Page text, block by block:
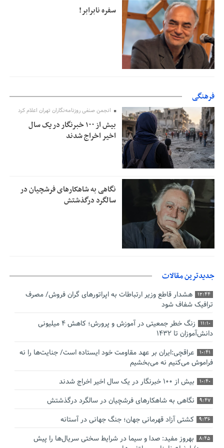
سفره نابرابر!
فرهنگی
انجمن صنفی روزنامه‌نگاران تهران اعلام کرد
بیش از ۱۰۰ خبرنگار در یک سال
اخیر اخراج شدند
نگاهی به شاهکارهای فرشچیان در
سالگرد درگذشتش
جدیدترین مقالات
12:44
هشدار قاطع وزیر ارتباطات به اپراتورهای گران فروش/ مصرف
ترافیک شفاف شود
11:10
زنگ خطر جمعیتی در آموزش و پرورش؛ کاهش ۴ میلیونی
دانش‌آموزان تا ۱۴۳۲
10:41
عراقچی:ایران بر عهد مقاومت خود ایستاده است/ جنایت‌ها را نه
فراموش می‌کنیم نه می‌بخشیم
10:40 بیش از ۱۰۰ خبرنگار در یک سال اخیر اخراج شدند
9:47 نگاهی به شاهکارهای فرشچیان در سالگرد درگذشتش
9:36 کشتی آزاد قهرمانی جهان؛ جنگ جهانی در آستانه
8:45
بهروز مفید: صدا و سیما در شرایط سختی سریال‌ها را پیش